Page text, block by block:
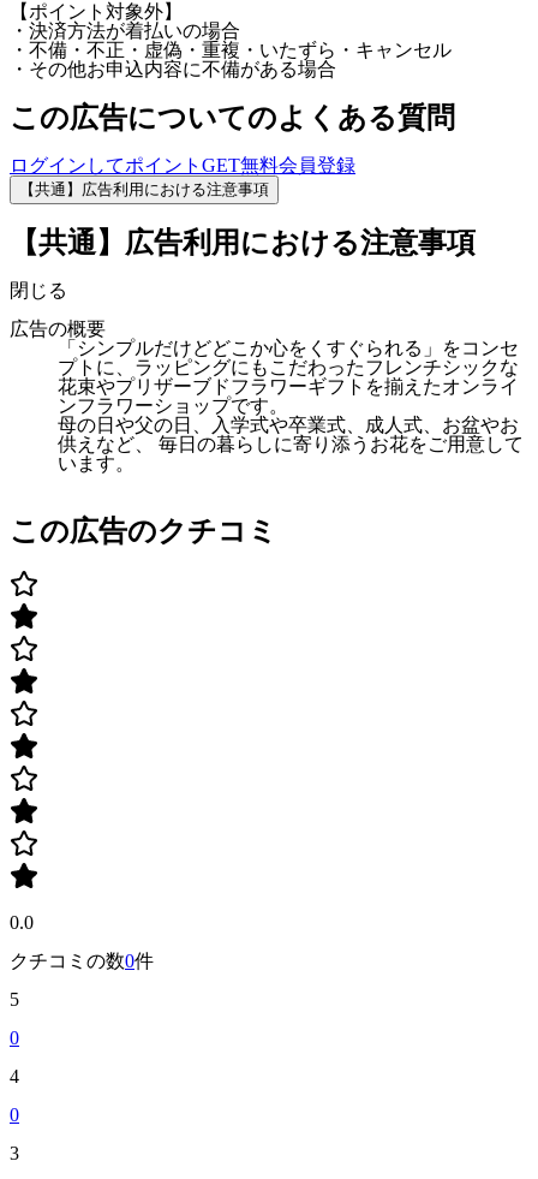
【ポイント対象外】
・決済方法が着払いの場合
・不備・不正・虚偽・重複・いたずら・キャンセル
・その他お申込内容に不備がある場合
この広告についてのよくある質問
ログインしてポイントGET無料会員登録
【共通】広告利用における注意事項
【共通】広告利用における注意事項
閉じる
広告の概要
「シンプルだけどどこか心をくすぐられる」をコンセ
プトに、ラッピングにもこだわったフレンチシックな
花束やプリザーブドフラワーギフトを揃えたオンライ
ンフラワーショップです。
母の日や父の日、入学式や卒業式、成人式、お盆やお
供えなど、 毎日の暮らしに寄り添うお花をご用意して
います。
この広告のクチコミ
0.0
クチコミの数0件
5
0
4
0
3